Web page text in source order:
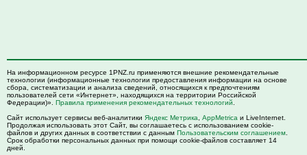
На информационном ресурсе 1PNZ.ru применяются внешние рекомендательные
технологии (информационные технологии предоставления информации на основе
сбора, систематизации и анализа сведений, относящихся к предпочтениям
пользователей сети «Интернет», находящихся на территории Российской
Федерации)». Правила применения рекомендательных технологий
Сайт использует сервисы веб-аналитики Яндекс Метрика AppMetrica и LiveInternet.
Продолжая использовать этот Сайт, вы соглашаетесь с использованием cookie-
файлов и других данных в соответствии с данным Пользовательским соглашением
Срок обработки персональных данных при помощи cookie-файлов составляет 14
дней.